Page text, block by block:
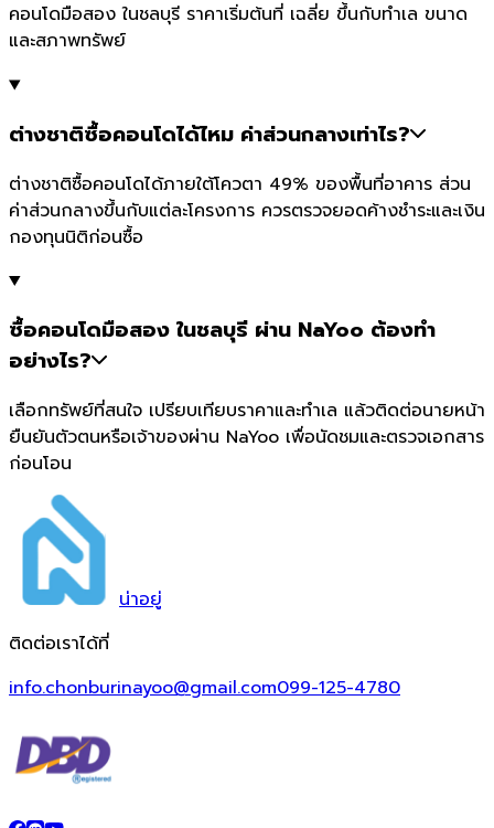
คอนโดมือสอง ในชลบุรี ราคาเริ่มต้นที่ เฉลี่ย ขึ้นกับทำเล ขนาด
และสภาพทรัพย์
ต่างชาติซื้อคอนโดได้ไหม ค่าส่วนกลางเท่าไร?
ต่างชาติซื้อคอนโดได้ภายใต้โควตา 49% ของพื้นที่อาคาร ส่วน
ค่าส่วนกลางขึ้นกับแต่ละโครงการ ควรตรวจยอดค้างชำระและเงิน
กองทุนนิติก่อนซื้อ
ซื้อคอนโดมือสอง ในชลบุรี ผ่าน NaYoo ต้องทำ
อย่างไร?
เลือกทรัพย์ที่สนใจ เปรียบเทียบราคาและทำเล แล้วติดต่อนายหน้า
ยืนยันตัวตนหรือเจ้าของผ่าน NaYoo เพื่อนัดชมและตรวจเอกสาร
ก่อนโอน
น่าอยู่
ติดต่อเราได้ที่
info.chonburinayoo@gmail.com099-125-4780